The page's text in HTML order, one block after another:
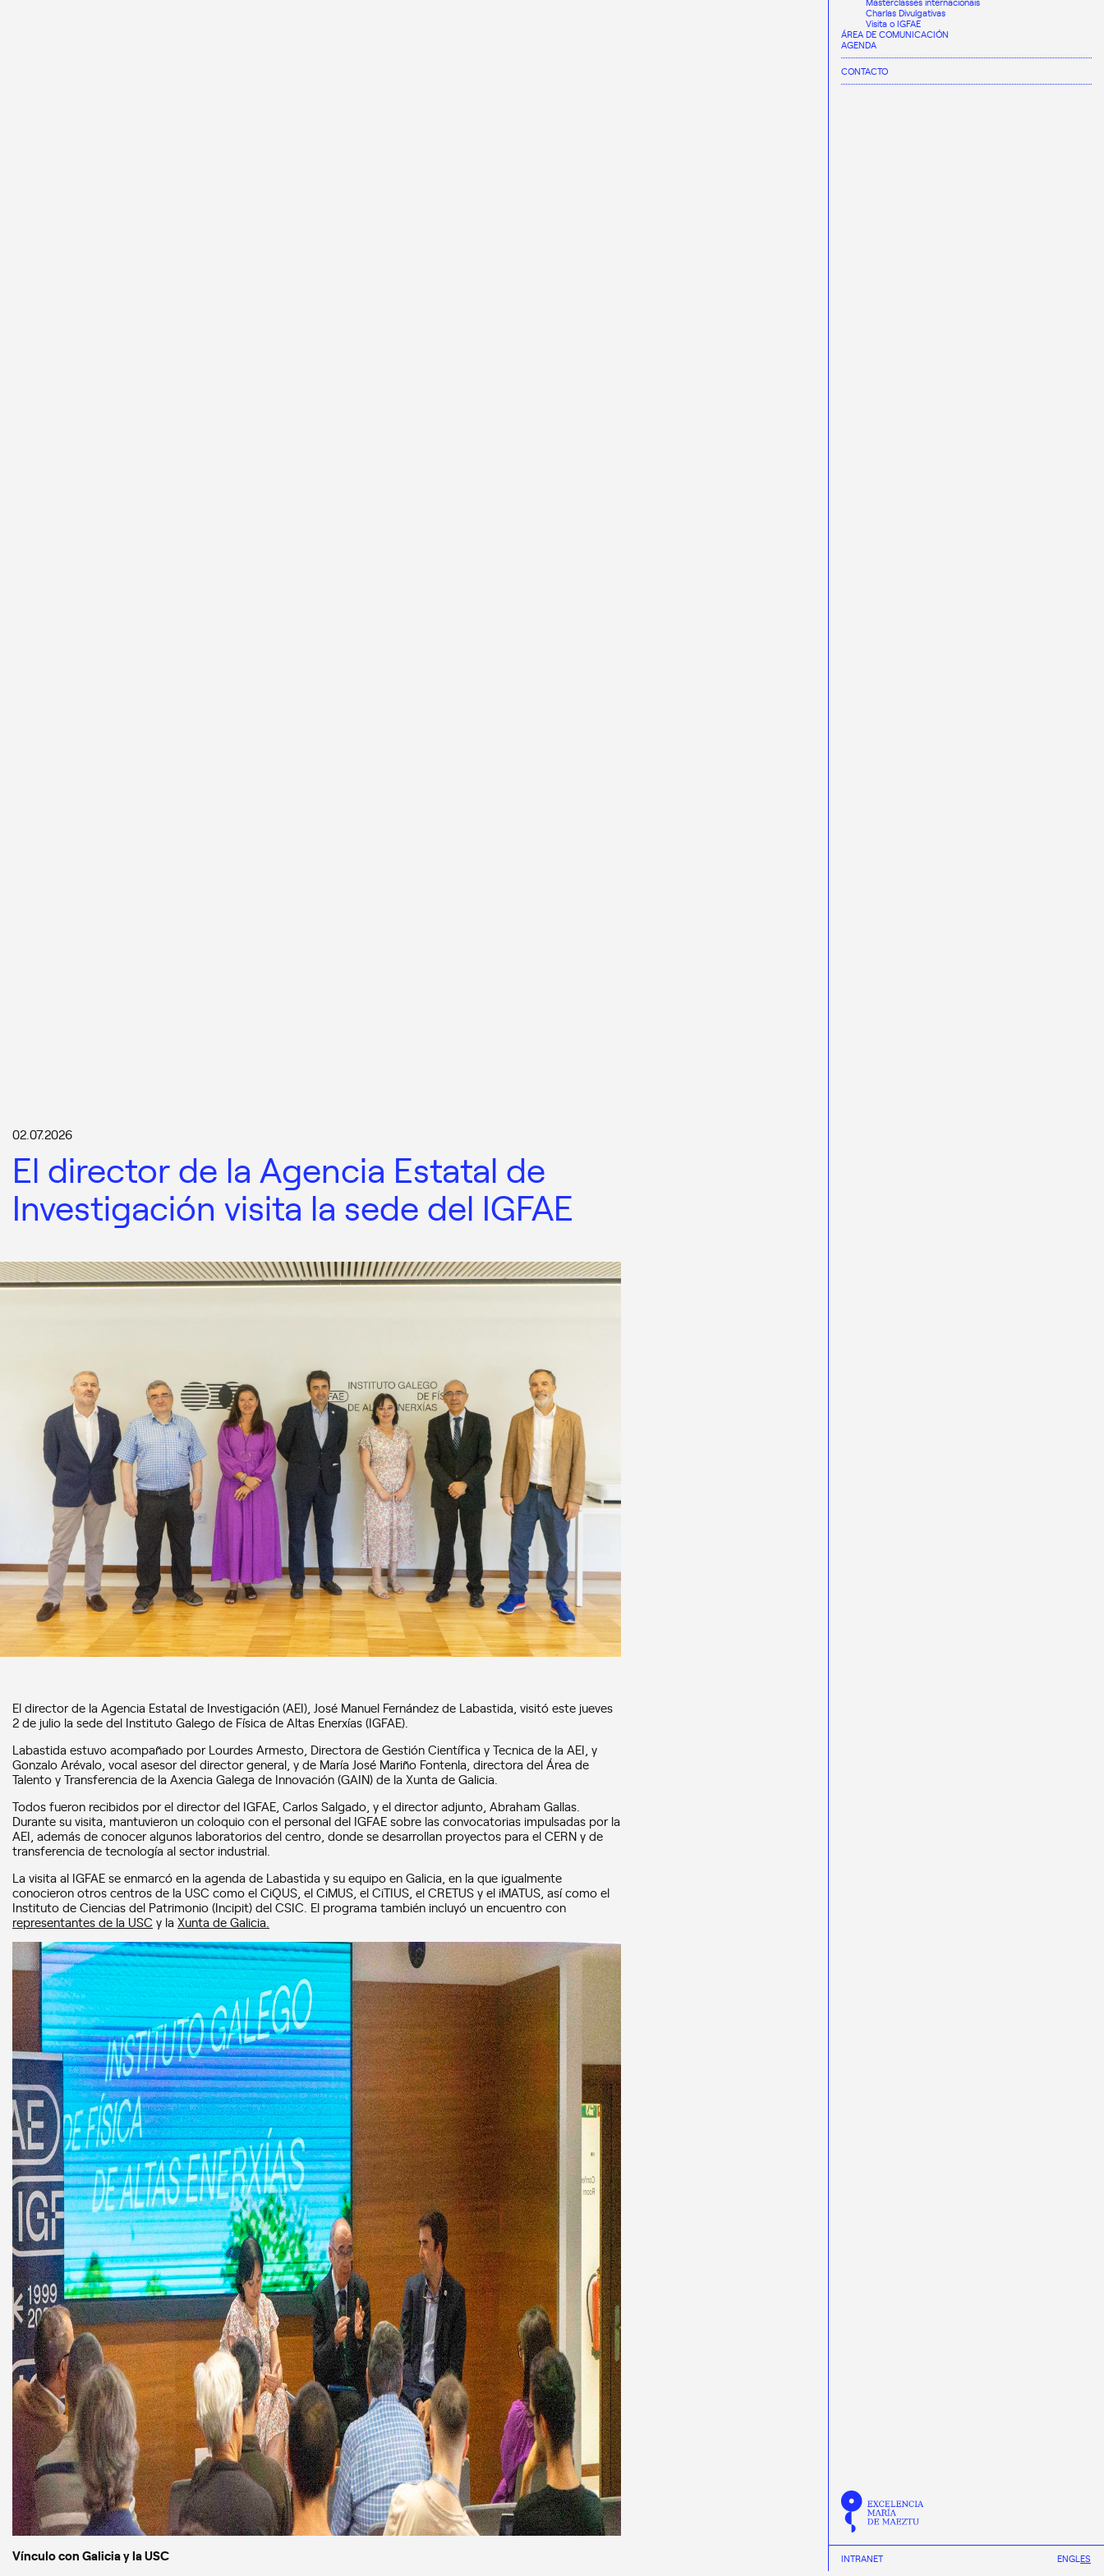
Charlas Divulgativas
Visita o IGFAE
ÁREA DE COMUNICACIÓN
AGENDA
CONTACTO
INTRANET ENGLES
02.07.2026
El director de la Agencia Estatal de
Investigación visita la sede del IGFAE
El director de la Agencia Estatal de Investigación (AEI), José Manuel Fernández de Labastida, visitó este jueves
2 de julio la sede del Instituto Galego de Física de Altas Enerxías (IGFAE).
Labastida estuvo acompañado por Lourdes Armesto, Directora de Gestión Científica y Tecnica de la AEI, y
Gonzalo Arévalo, vocal asesor del director general, y de María José Mariño Fontenla, directora del Área de
Talento y Transferencia de la Axencia Galega de Innovación (GAIN) de la Xunta de Galicia.
Todos fueron recibidos por el director del IGFAE, Carlos Salgado, y el director adjunto, Abraham Gallas.
Durante su visita, mantuvieron un coloquio con el personal del IGFAE sobre las convocatorias impulsadas por la
AEI, además de conocer algunos laboratorios del centro, donde se desarrollan proyectos para el CERN y de
transferencia de tecnología al sector industrial.
La visita al IGFAE se enmarcó en la agenda de Labastida y su equipo en Galicia, en la que igualmente
conocieron otros centros de la USC como el CiQUS, el CiMUS, el CiTIUS, el CRETUS y el iMATUS, así como el
Instituto de Ciencias del Patrimonio (Incipit) del CSIC. El programa también incluyó un encuentro con
representantes de la USC y laXunta de Galicia.
Vínculo con Galicia y la USC